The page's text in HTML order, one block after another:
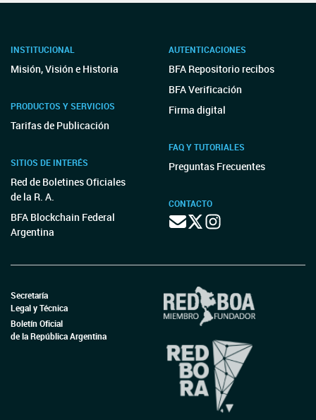
INSTITUCIONAL
Misión, Visión e Historia
PRODUCTOS Y SERVICIOS
Tarifas de Publicación
SITIOS DE INTERÉS
Red de Boletines Oficiales
de la R. A.
BFA Blockchain Federal
Argentina
AUTENTICACIONES
BFA Repositorio recibos
BFA Verificación
Firma digital
FAQ Y TUTORIALES
Preguntas Frecuentes
CONTACTO
Secretaría
Legal y Técnica
Boletín Oficial
de la República Argentina